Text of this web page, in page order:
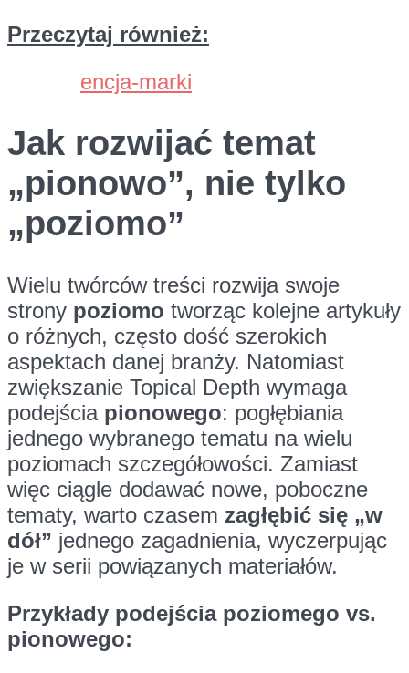
Przeczytaj również:
encja-marki
Jak rozwijać temat
„pionowo”, nie tylko
„poziomo”
Wielu twórców treści rozwija swoje
strony poziomo tworząc kolejne artykuły
o różnych, często dość szerokich
aspektach danej branży. Natomiast
zwiększanie Topical Depth wymaga
podejścia pionowego: pogłębiania
jednego wybranego tematu na wielu
poziomach szczegółowości. Zamiast
więc ciągle dodawać nowe, poboczne
tematy, warto czasem zagłębić się „w
dół” jednego zagadnienia, wyczerpując
je w serii powiązanych materiałów.
Przykłady podejścia poziomego vs.
pionowego: